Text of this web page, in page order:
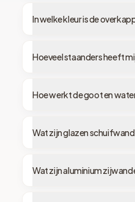
In welke kleur is de
Hoeveel staanders heeft
Hoe werkt de goot en
Wat zijn glazen
Wat zijn aluminium